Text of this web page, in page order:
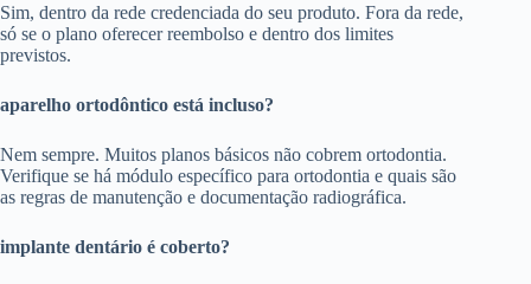
Sim, dentro da rede credenciada do seu produto. Fora da rede,
só se o plano oferecer reembolso e dentro dos limites
previstos.
aparelho ortodôntico está incluso?
Nem sempre. Muitos planos básicos não cobrem ortodontia.
Verifique se há módulo específico para ortodontia e quais são
as regras de manutenção e documentação radiográfica.
implante dentário é coberto?